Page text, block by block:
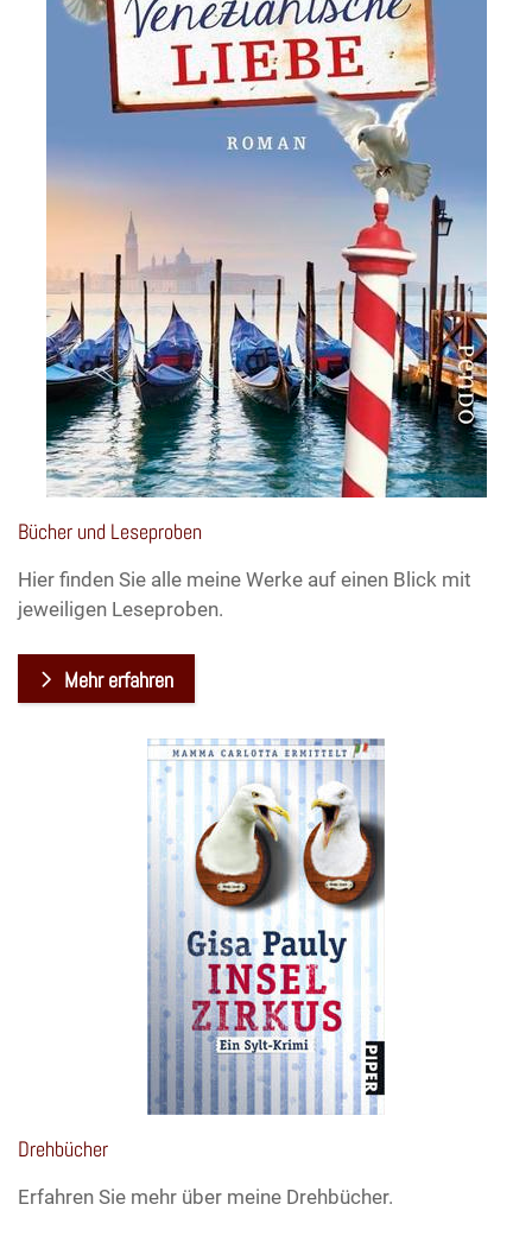
Bücher und Leseproben
Hier finden Sie alle meine Werke auf einen Blick mit
jeweiligen Leseproben.
Mehr erfahren
Drehbücher
Erfahren Sie mehr über meine Drehbücher.